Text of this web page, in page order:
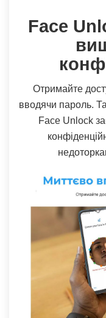
Face
Отримайте
вводячи пароль.
Face Unlock